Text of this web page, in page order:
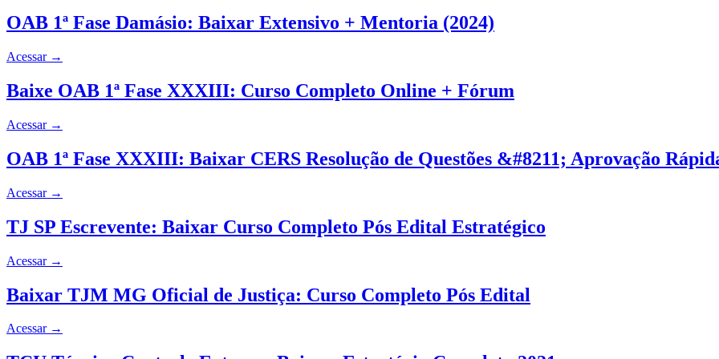
OAB 1ª Fase Damásio: Baixar Extensivo + Mentoria (2024)
Acessar →
Baixe OAB 1ª Fase XXXIII: Curso Completo Online + Fórum
Acessar →
OAB 1ª Fase XXXIII: Baixar CERS Resolução de Questões &#8211; Aprovação
Acessar →
TJ SP Escrevente: Baixar Curso Completo Pós Edital Estratégico
Acessar →
Baixar TJM MG Oficial de Justiça: Curso Completo Pós Edital
Acessar →